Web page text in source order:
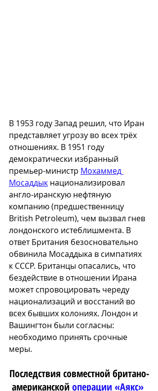
В 1953 году Запад решил, что Иран
представляет угрозу во всех трёх
отношениях. В 1951 году
демократически избранный
премьер-министр Мохаммед
Мосаддык национализировал
англо-иранскую нефтяную
компанию (предшественницу
British Petroleum), чем вызвал гнев
лондонского истеблишмента. В
ответ Британия безосновательно
обвинила Мосаддыка в симпатиях
к СССР. Британцы опасались, что
бездействие в отношении Ирана
может спровоцировать череду
национализаций и восстаний во
всех бывших колониях. Лондон и
Вашингтон были согласны:
необходимо принять срочные
меры.
Последствия совместной британо-
американской операции «Аякс»